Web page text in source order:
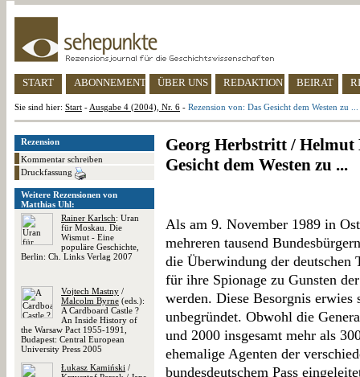
START ABONNEMENT ÜBER UNS REDAKTION BEIRAT
Sie sind hier: Start - Ausgabe 4 (2004), Nr. 6 - Rezension von: Das Gesicht dem Westen zu ...
Rezension
Kommentar schreiben
Druckfassung
Weitere Rezensionen von
Matthias Uhl:
Rainer Karlsch: Uran
für Moskau. Die
Wismut - Eine
populäre Geschichte,
Berlin: Ch. Links Verlag 2007
Vojtech Mastny /
Malcolm Byrne (eds.):
A Cardboard Castle ?
An Inside History of
the Warsaw Pact 1955-1991,
Budapest: Central European
University Press 2005
Łukasz Kamiński /
Georg Herbstritt / Helmut
Gesicht dem Westen zu ...
Als am 9. November 1989 in
mehreren tausend
die Überwindung der deutschen
für ihre Spionage zu Gunsten
werden. Diese Besorgnis erwies
unbegründet. Obwohl die
und 2000 insgesamt mehr als
ehemalige Agenten der
bundesdeutschem Pass